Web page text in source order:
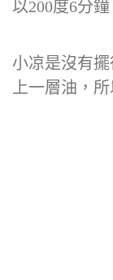
以200度6分
小凉是沒有
上一層油，